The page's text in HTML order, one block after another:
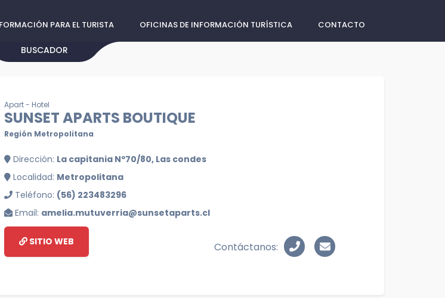
PARA EL TURISTA OFICINAS DE INFORMACIÓN TURÍSTICA CONTACTO
BUSCADOR
Apart - Hotel
SUNSET APARTS BOUTIQUE
Región Metropolitana
Dirección: La capitania Nº70/80, Las condes
Localidad: Metropolitana
Teléfono: (56) 223483296
Email: amelia.mutuverria@sunsetaparts.cl
SITIO WEB Contáctanos: